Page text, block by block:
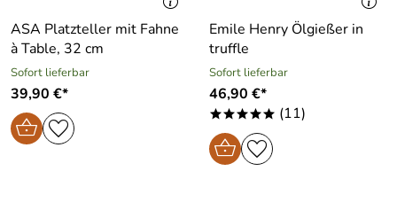
ASA Platzteller mit Fahne
à Table, 32 cm
Sofort lieferbar
39,90 €*
Emile Henry Ölgießer in
truffle
Sofort lieferbar
46,90 €*
***** (11)